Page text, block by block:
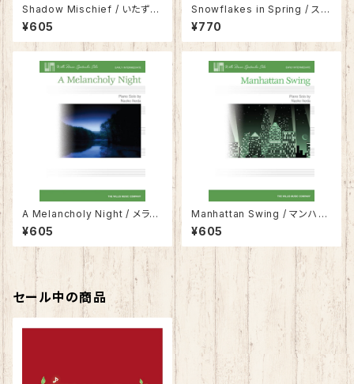
Shadow Mischief / いたずら
影法師
¥605
Snowflakes in Spring / スノ
ーフレーク・イン・スプリング
¥770
A Melancholy Night / メラン
コリー・ナイト
¥605
Manhattan Swing / マンハッ
タン・スウィング
¥605
セール中の商品